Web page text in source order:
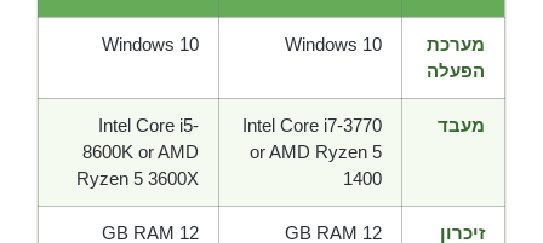
מערכת
הפעלה
Windows 10
Windows 10
מעבד
Intel Core i7-3770
or AMD Ryzen 5
1400
Intel Core i5-
8600K or AMD
Ryzen 5 3600X
זיכרון
12 GB RAM
12 GB RAM